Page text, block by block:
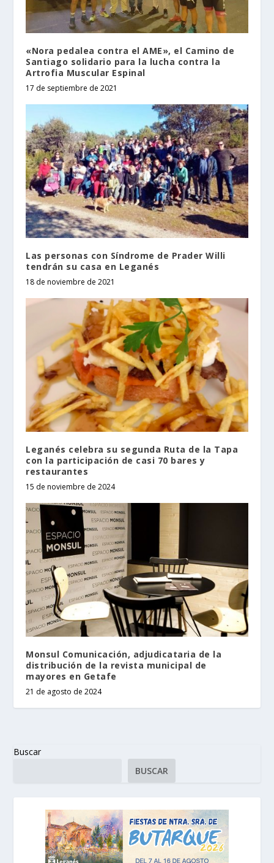
«Nora pedalea contra el AME», el Camino de
Santiago solidario para la lucha contra la
Artrofia Muscular Espinal
17 de septiembre de 2021
Las personas con Síndrome de Prader Willi
tendrán su casa en Leganés
18 de noviembre de 2021
Leganés celebra su segunda Ruta de la Tapa
con la participación de casi 70 bares y
restaurantes
15 de noviembre de 2024
Monsul Comunicación, adjudicataria de la
distribución de la revista municipal de
mayores en Getafe
21 de agosto de 2024
Buscar
BUSCAR